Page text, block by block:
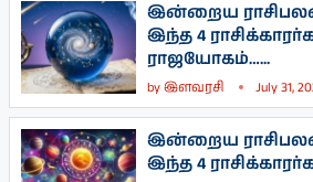
இன்றைய ராசிபலன்
இந்த 4
ராஜயோகம்…...
byஇளவரசி July 31,
இன்றைய
இந்த 4